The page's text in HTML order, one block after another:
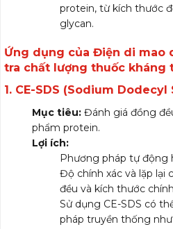
protein, từ kích thước
glycan.
Ứng dụng của Điện di mao
tra chất lượng thuốc kháng
1. CE-SDS (Sodium Dodecyl
Mục tiêu: Đánh giá đồng
phẩm protein.
Lợi ích:
Phương pháp tự động
Độ chính xác và lặp lại
đều và kích thước
Sử dụng CE-SDS có
pháp truyền thống như